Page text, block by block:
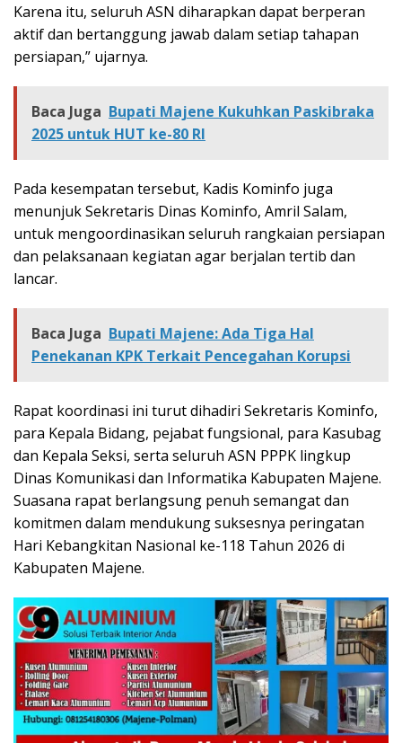
Karena itu, seluruh ASN diharapkan dapat berperan
aktif dan bertanggung jawab dalam setiap tahapan
persiapan,” ujarnya.
Baca Juga Bupati Majene Kukuhkan Paskibraka
2025 untuk HUT ke-80 RI
Pada kesempatan tersebut, Kadis Kominfo juga
menunjuk Sekretaris Dinas Kominfo, Amril Salam,
untuk mengoordinasikan seluruh rangkaian persiapan
dan pelaksanaan kegiatan agar berjalan tertib dan
lancar.
Baca Juga Bupati Majene: Ada Tiga Hal
Penekanan KPK Terkait Pencegahan Korupsi
Rapat koordinasi ini turut dihadiri Sekretaris Kominfo,
para Kepala Bidang, pejabat fungsional, para Kasubag
dan Kepala Seksi, serta seluruh ASN PPPK lingkup
Dinas Komunikasi dan Informatika Kabupaten Majene.
Suasana rapat berlangsung penuh semangat dan
komitmen dalam mendukung suksesnya peringatan
Hari Kebangkitan Nasional ke-118 Tahun 2026 di
Kabupaten Majene.